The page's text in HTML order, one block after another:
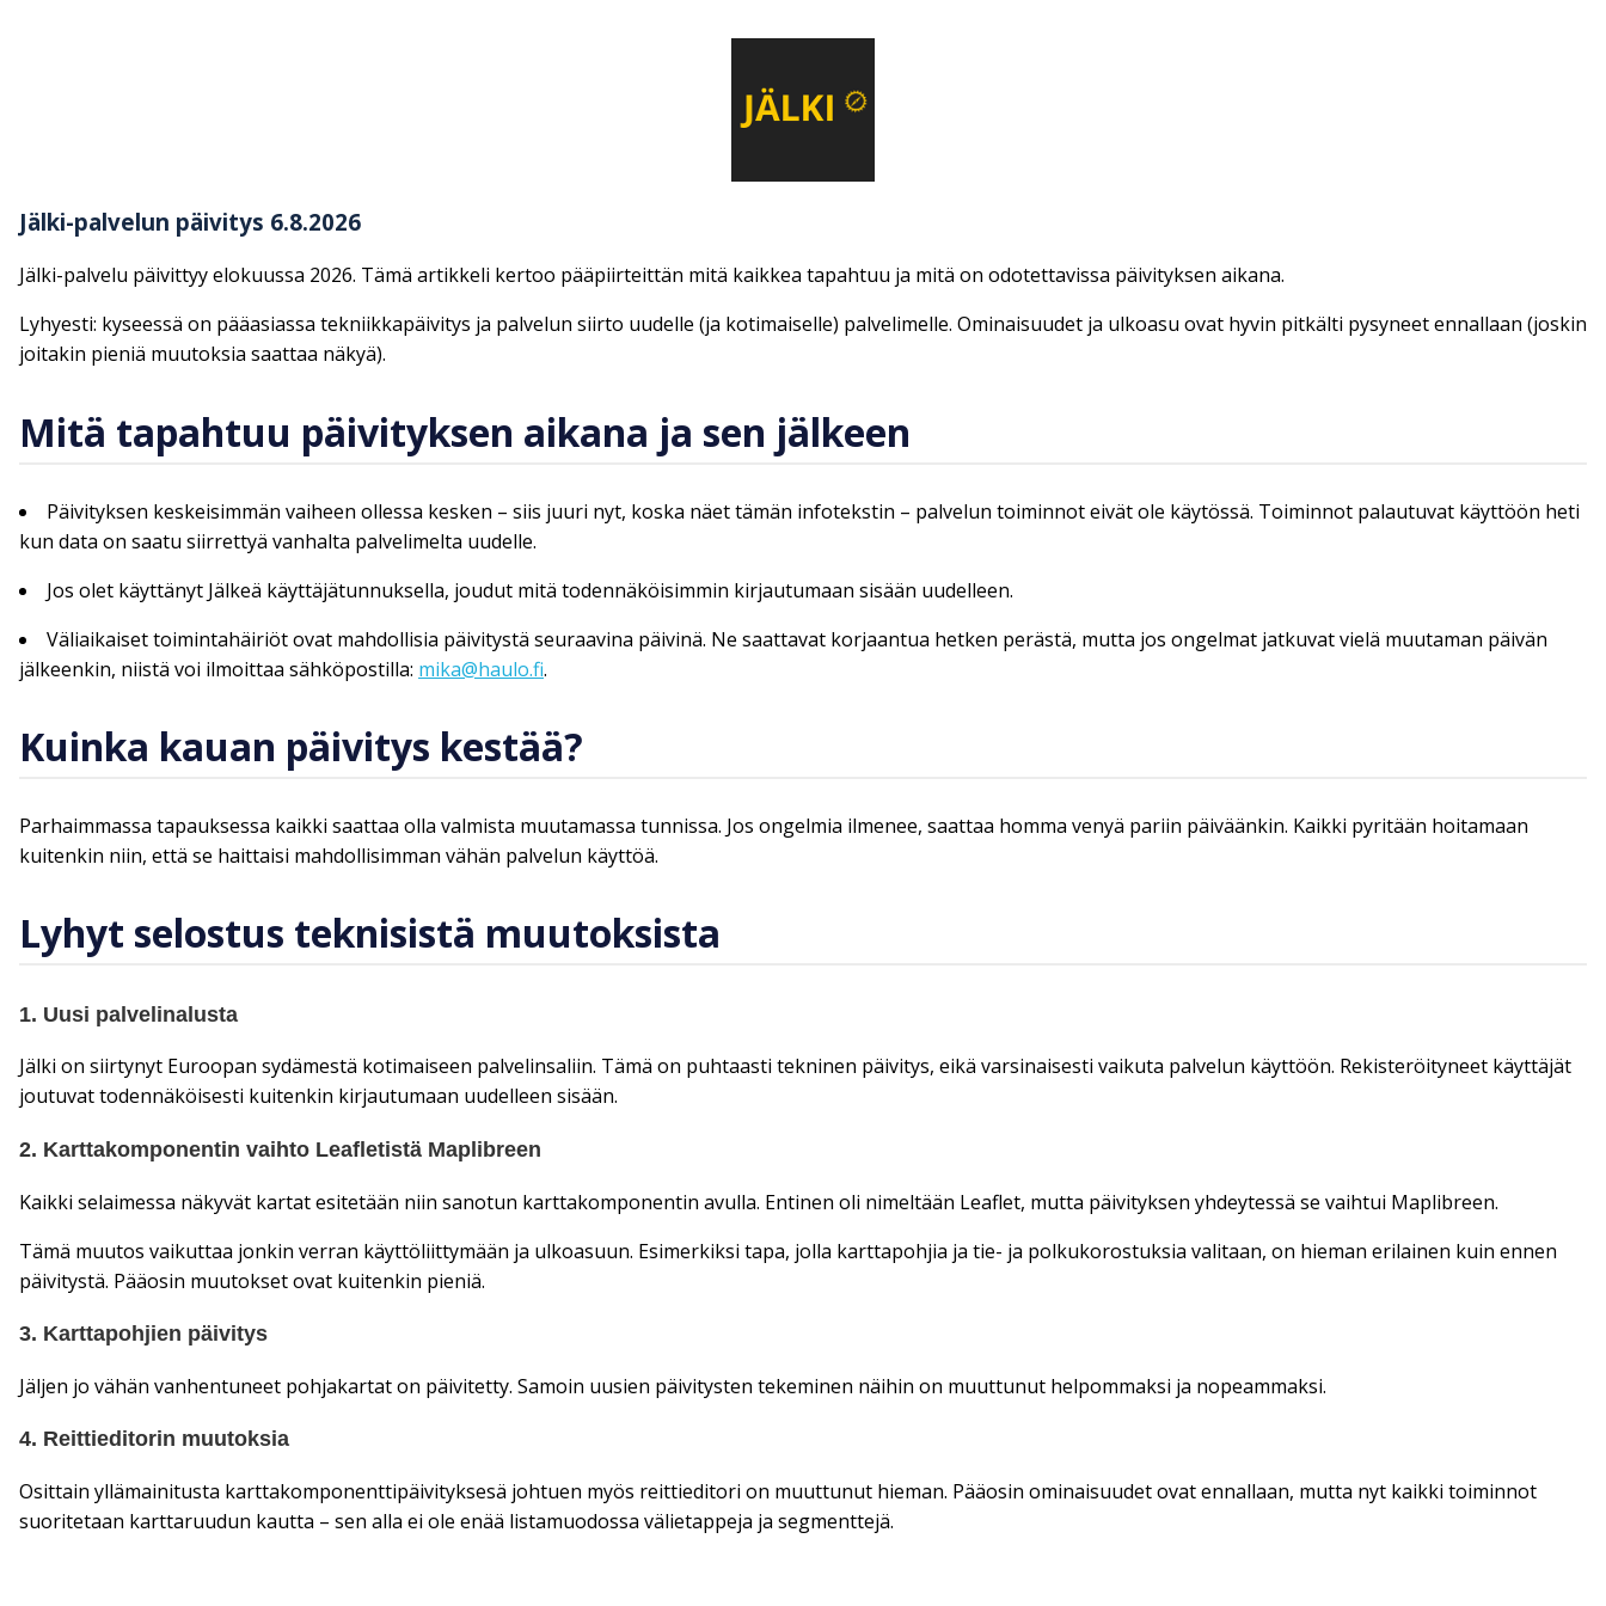
Jälki-palvelun päivitys 6.8.2026
Jälki-palvelu päivittyy elokuussa 2026. Tämä artikkeli kertoo pääpiirteittän mitä kaikkea tapahtuu ja mitä on odotettavissa päivityksen aikana.
Lyhyesti: kyseessä on pääasiassa tekniikkapäivitys ja palvelun siirto uudelle (ja kotimaiselle) palvelimelle. Ominaisuudet ja ulkoasu ovat hyvin pitkälti pysyneet ennallaan (joskin
joitakin pieniä muutoksia saattaa näkyä).
Mitä tapahtuu päivityksen aikana ja sen jälkeen
Päivityksen keskeisimmän vaiheen ollessa kesken – siis juuri nyt, koska näet tämän infotekstin – palvelun toiminnot eivät ole käytössä. Toiminnot palautuvat käyttöön heti
kun data on saatu siirrettyä vanhalta palvelimelta uudelle.
Jos olet käyttänyt Jälkeä käyttäjätunnuksella, joudut mitä todennäköisimmin kirjautumaan sisään uudelleen.
Väliaikaiset toimintahäiriöt ovat mahdollisia päivitystä seuraavina päivinä. Ne saattavat korjaantua hetken perästä, mutta jos ongelmat jatkuvat vielä muutaman päivän
jälkeenkin, niistä voi ilmoittaa sähköpostilla: mika@haulo.fi.
Kuinka kauan päivitys kestää?
Parhaimmassa tapauksessa kaikki saattaa olla valmista muutamassa tunnissa. Jos ongelmia ilmenee, saattaa homma venyä pariin päiväänkin. Kaikki pyritään hoitamaan
kuitenkin niin, että se haittaisi mahdollisimman vähän palvelun käyttöä.
Lyhyt selostus teknisistä muutoksista
1. Uusi palvelinalusta
Jälki on siirtynyt Euroopan sydämestä kotimaiseen palvelinsaliin. Tämä on puhtaasti tekninen päivitys, eikä varsinaisesti vaikuta palvelun käyttöön. Rekisteröityneet käyttäjät
joutuvat todennäköisesti kuitenkin kirjautumaan uudelleen sisään.
2. Karttakomponentin vaihto Leafletistä Maplibreen
Kaikki selaimessa näkyvät kartat esitetään niin sanotun karttakomponentin avulla. Entinen oli nimeltään Leaflet, mutta päivityksen yhdeytessä se vaihtui Maplibreen.
Tämä muutos vaikuttaa jonkin verran käyttöliittymään ja ulkoasuun. Esimerkiksi tapa, jolla karttapohjia ja tie- ja polkukorostuksia valitaan, on hieman erilainen kuin ennen
päivitystä. Pääosin muutokset ovat kuitenkin pieniä.
3. Karttapohjien päivitys
Jäljen jo vähän vanhentuneet pohjakartat on päivitetty. Samoin uusien päivitysten tekeminen näihin on muuttunut helpommaksi ja nopeammaksi.
4. Reittieditorin muutoksia
Osittain yllämainitusta karttakomponenttipäivityksesä johtuen myös reittieditori on muuttunut hieman. Pääosin ominaisuudet ovat ennallaan, mutta nyt kaikki toiminnot
suoritetaan karttaruudun kautta – sen alla ei ole enää listamuodossa välietappeja ja segmenttejä.